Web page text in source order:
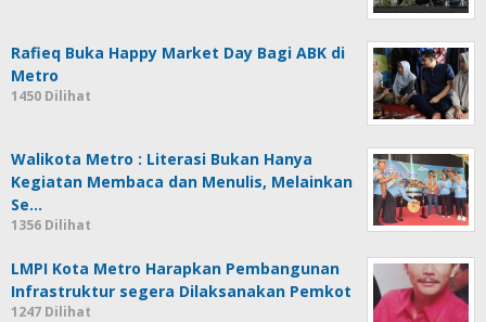
Rafieq Buka Happy Market Day Bagi ABK di
Metro
1450 Dilihat
Walikota Metro : Literasi Bukan Hanya
Kegiatan Membaca dan Menulis, Melainkan
Se…
1356 Dilihat
LMPI Kota Metro Harapkan Pembangunan
Infrastruktur segera Dilaksanakan Pemkot
1247 Dilihat